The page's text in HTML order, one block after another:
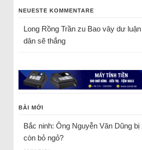
NEUESTE KOMMENTARE
Long Rồng Trầnzu Bao vây dư
dân sẽ thắng
BÀI MỚI
Bắc ninh: Ông Nguyễn Văn Dũng
còn bỏ ngỏ?